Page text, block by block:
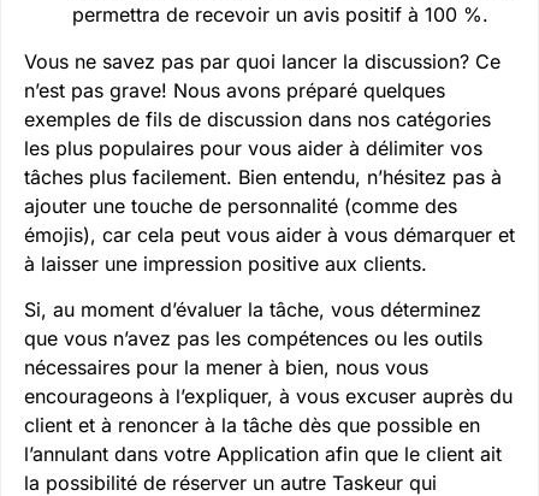
permettra de recevoir un avis positif à 100 %.
Vous ne savez pas par quoi lancer la discussion? Ce
n’est pas grave! Nous avons préparé quelques
exemples de fils de discussion dans nos catégories
les plus populaires pour vous aider à délimiter vos
tâches plus facilement. Bien entendu, n’hésitez pas à
ajouter une touche de personnalité (comme des
émojis), car cela peut vous aider à vous démarquer et
à laisser une impression positive aux clients.
Si, au moment d’évaluer la tâche, vous déterminez
que vous n’avez pas les compétences ou les outils
nécessaires pour la mener à bien, nous vous
encourageons à l’expliquer, à vous excuser auprès du
client et à renoncer à la tâche dès que possible en
l’annulant dans votre Application afin que le client ait
la possibilité de réserver un autre Taskeur qui